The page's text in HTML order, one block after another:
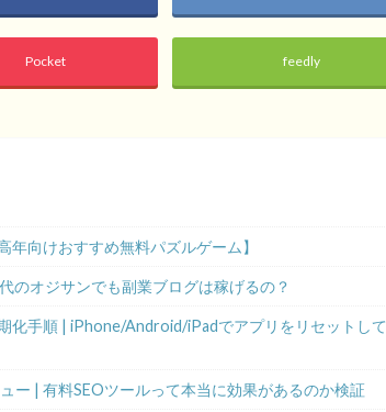
Pocket feedly
向けおすすめ無料パズルゲーム】
のオジサンでも副業ブログは稼げるの？
化手順 | iPhone/Android/iPadでアプリをリセットして
ー | 有料SEOツールって本当に効果があるのか検証